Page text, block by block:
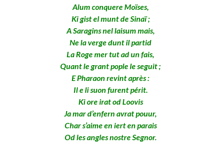
Alum conquere Moïses,
Ki gist el munt de Sinaï ;
A Saragins nel laisum mais,
Ne la verge dunt il partid
La Roge mer tut ad un fais,
Quant le grant pople le seguit ;
E Pharaon revint après :
Il e li suon furent périt.
Ki ore irat od Loovis
Ja mar d’enfern avrat pouur,
Char s’aime en iert en parais
Od les angles nostre Segnor.